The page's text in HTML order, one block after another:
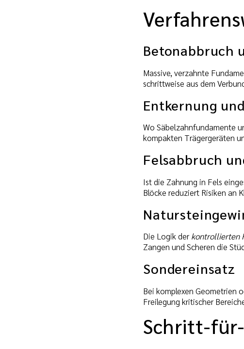
Betonabbruch
Massive, verzahnte
schrittweise aus dem
Entkernung
Wo Säbelzahnfundamente
kompakten Trägergeräten
Felsabbruch
Ist die Zahnung in Fels
Blöcke reduziert Risiken an
Die Logik der kontrollierten
Zangen und Scheren die
Sondereinsatz
Bei komplexen Geometrien
Freilegung kritischer
Schritt-